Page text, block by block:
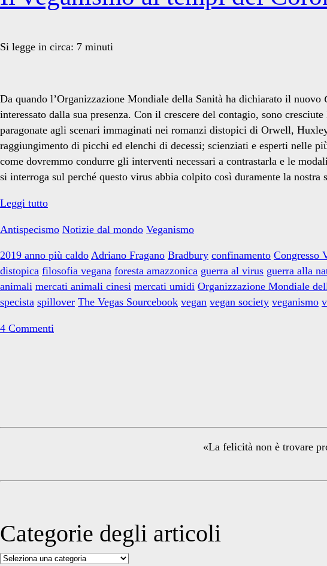
down</span>
Si legge in circa: 7 minuti
Da quando l’Organizzazione Mondiale della Sanità ha dichiarato il nuovo
interessato dalla sua presenza. Con il crescere del contagio, sono
paragonate agli scenari immaginati nei romanzi distopici di Orwell,
raggiungimento di picchi ed elenchi di decessi; scienziati e esperti nelle
come dovremmo condurre gli interventi necessari a contrastarla e le
si interroga sul perché questo virus abbia colpito così duramente la
Leggi tuttoIl
ai
tempi
del
Coronavirus
Antispecismo Notizie dal mondo Veganismo
2019 anno più caldo Adriano Fragano Bradbury confinamento Congresso
distopica filosofia vegana foresta amazzonica guerra al virus guerra alla
animali mercati animali cinesi mercati umidi Organizzazione Mondiale
specista spillover The Vegas Sourcebook vegan vegan society veganismo
4 Commenti
Sidebar
«La felicità non è trovare
Categorie degli articoli
Categorie